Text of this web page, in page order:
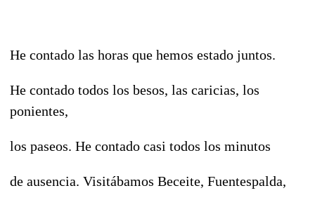
He contado las horas que hemos estado juntos.
He contado todos los besos, las caricias, los
ponientes,
los paseos. He contado casi todos los minutos
de ausencia. Visitábamos Beceite, Fuentespalda,